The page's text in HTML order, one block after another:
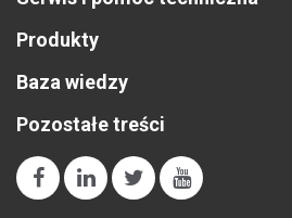
Produkty
Baza wiedzy
Pozostałe treści